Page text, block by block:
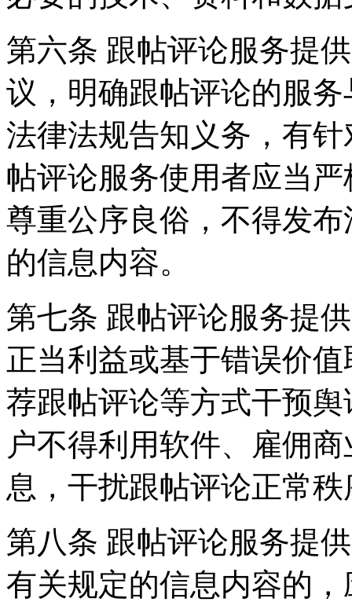
第六条 跟帖评论服务提
议，明确跟帖评论的服
法律法规告知义务，有
帖评论服务使用者应当
尊重公序良俗，不得发
的信息内容。
第七条 跟帖评论服务提
正当利益或基于错误价
荐跟帖评论等方式干预
户不得利用软件、雇佣
息，干扰跟帖评论正常
第八条 跟帖评论服务提
有关规定的信息内容的